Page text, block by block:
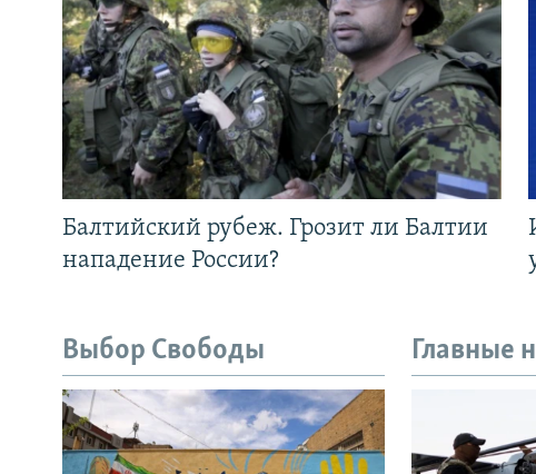
Балтийский рубеж. Грозит ли Балтии
нападение России?
Выбор Свободы Главные